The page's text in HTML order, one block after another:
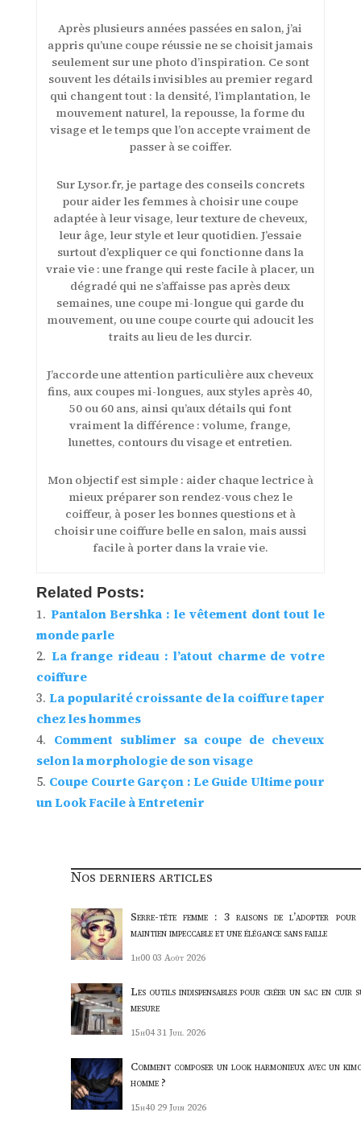
Après plusieurs années passées en salon, j’ai
appris qu’une coupe réussie ne se choisit jamais
seulement sur une photo d’inspiration. Ce sont
souvent les détails invisibles au premier regard
qui changent tout : la densité, l’implantation, le
mouvement naturel, la repousse, la forme du
visage et le temps que l’on accepte vraiment de
passer à se coiffer.
Sur Lysor.fr, je partage des conseils concrets
pour aider les femmes à choisir une coupe
adaptée à leur visage, leur texture de cheveux,
leur âge, leur style et leur quotidien. J’essaie
surtout d’expliquer ce qui fonctionne dans la
vraie vie : une frange qui reste facile à placer, un
dégradé qui ne s’affaisse pas après deux
semaines, une coupe mi-longue qui garde du
mouvement, ou une coupe courte qui adoucit les
traits au lieu de les durcir.
J’accorde une attention particulière aux cheveux
fins, aux coupes mi-longues, aux styles après 40,
50 ou 60 ans, ainsi qu’aux détails qui font
vraiment la différence : volume, frange,
lunettes, contours du visage et entretien.
Mon objectif est simple : aider chaque lectrice à
mieux préparer son rendez-vous chez le
coiffeur, à poser les bonnes questions et à
choisir une coiffure belle en salon, mais aussi
facile à porter dans la vraie vie.
Related Posts:
Pantalon Bershka : le vêtement dont tout le
monde parle
La frange rideau : l’atout charme de votre
coiffure
La popularité croissante de la coiffure taper
chez les hommes
Comment sublimer sa coupe de cheveux
selon la morphologie de son visage
Coupe Courte Garçon : Le Guide Ultime pour
un Look Facile à Entretenir
Nos derniers articles
Serre-tête femme : 3 raisons de l’adopter pour
maintien impeccable et une élégance sans faille
1h00 03 Août 2026
Les outils indispensables pour créer un sac en cuir
mesure
15h04 31 Juil 2026
Comment composer un look harmonieux avec un
homme ?
15h40 29 Juin 2026